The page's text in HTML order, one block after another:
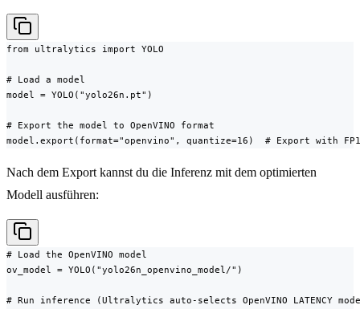
from ultralytics import YOLO
# Load a model
model = YOLO("yolo26n.pt")
# Export the model to OpenVINO format
model.export(format="openvino", quantize=16)  # Export with
Nach dem Export kannst du die Inferenz mit dem optimierten
Modell ausführen:
# Load the OpenVINO model
ov_model = YOLO("yolo26n_openvino_model/")
# Run inference (Ultralytics auto-selects OpenVINO LATENCY